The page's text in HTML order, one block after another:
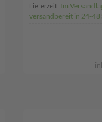
Lieferzeit: Im
versandbereit in 24-48